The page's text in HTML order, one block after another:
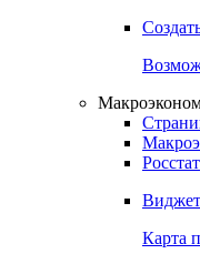
Росстат
Карта